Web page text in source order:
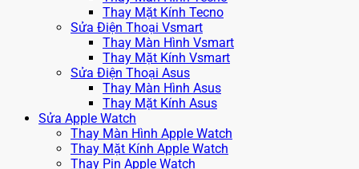
Thay Mặt Kính Tecno
Sửa Điện Thoại Vsmart
Thay Màn Hình Vsmart
Thay Mặt Kính Vsmart
Sửa Điện Thoại Asus
Thay Màn Hình Asus
Thay Mặt Kính Asus
Sửa Apple Watch
Thay Màn Hình Apple Watch
Thay Mặt Kính Apple Watch
Thay Pin Apple Watch